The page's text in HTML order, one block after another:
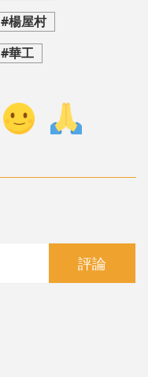
#楊屋村
#華工
評論